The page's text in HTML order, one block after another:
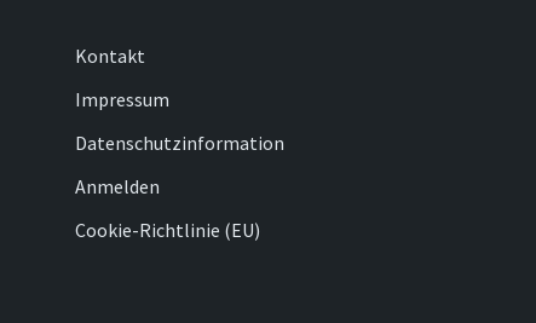
Kontakt
Impressum
Datenschutzinformation
Anmelden
Cookie-Richtlinie (EU)